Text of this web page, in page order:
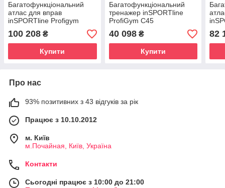
Багатофункціональний
атлас для вправ
inSPORTline Profigym
C400
100 208 ₴
Купити
Багатофункціональний
тренажер inSPORTline
ProfiGym C45
40 098₴
Купити
82
Про нас
93% позитивних з 43 відгуків за рік
Працює з 10.10.2012
м. Київ
м.Почайная, Київ, Україна
Контакти
Сьогодні працює з 10:00 до 21:00